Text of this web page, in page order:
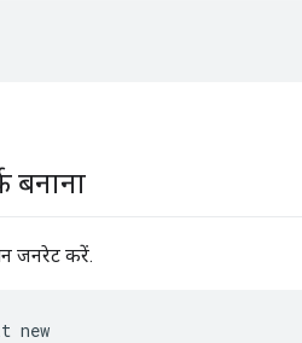
बनाना
जनरेट करें.
new